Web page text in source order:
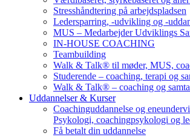
Stresshåndtering på arbejdspladsen
Ledersparring, -udvikling og -
MUS – Medarbejder Udviklings
IN-HOUSE COACHING
Teambuilding
Walk & Talk® til møder, MUS,
Studerende – coaching, terapi og
Walk & Talk® – coaching og
Uddannelser & Kurser
Coachinguddannelse og
Psykologi, coachingpsykologi og
Få betalt din uddannelse